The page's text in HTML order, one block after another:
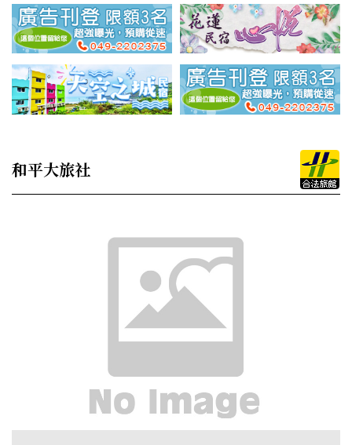
和平大旅社